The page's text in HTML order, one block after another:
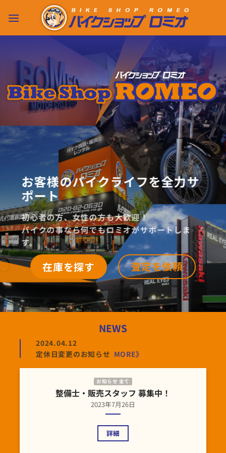
お客様のバイクライフを全力サ
ポート
初心者の方、女性の方も大歓迎！
バイクの事なら何でもロミオがサポートしま
す。
在庫を探す 査定を依頼
NEWS
2024.04.12
定休日変更のお知らせ MORE》
お知らせ 全て
整備士・販売スタッフ 募集中！
2023年7月26日
詳細